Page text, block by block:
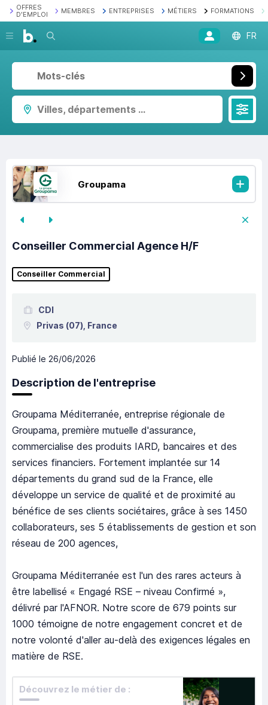
OFFRES
D'EMPLOI
MEMBRES ENTREPRISES MÉTIERS FORMATIONS
Recherche FR
Villes, départements ...
Groupama
Conseiller Commercial Agence H/F
Conseiller Commercial
CDI
Privas (07), France
Publié le 26/06/2026
Description de l'entreprise
Groupama Méditerranée, entreprise régionale de
Groupama, première mutuelle d'assurance,
commercialise des produits IARD, bancaires et des
services financiers. Fortement implantée sur 14
départements du grand sud de la France, elle
développe un service de qualité et de proximité au
bénéfice de ses clients sociétaires, grâce à ses 1450
collaborateurs, ses 5 établissements de gestion et son
réseau de 200 agences,
Groupama Méditerranée est l'un des rares acteurs à
être labellisé « Engagé RSE – niveau Confirmé »,
délivré par l'AFNOR. Notre score de 679 points sur
1000 témoigne de notre engagement concret et de
notre volonté d'aller au-delà des exigences légales en
matière de RSE.
Découvrez le métier de :